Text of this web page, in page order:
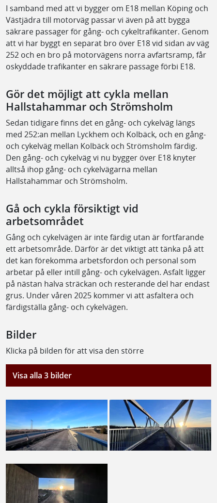
I samband med att vi bygger om E18 mellan Köping och
Västjädra till motorväg passar vi även på att bygga
säkrare passager för gång- och cykeltrafikanter. Genom
att vi har byggt en separat bro över E18 vid sidan av väg
252 och en bro på motorvägens norra avfartsramp, får
oskyddade trafikanter en säkrare passage förbi E18.
Gör det möjligt att cykla mellan
Hallstahammar och Strömsholm
Sedan tidigare finns det en gång- och cykelväg längs
med 252:an mellan Lyckhem och Kolbäck, och en gång-
och cykelväg mellan Kolbäck och Strömsholm färdig.
Den gång- och cykelväg vi nu bygger över E18 knyter
alltså ihop gång- och cykelvägarna mellan
Hallstahammar och Strömsholm.
Gå och cykla försiktigt vid
arbetsområdet
Gång och cykelvägen är inte färdig utan är fortfarande
ett arbetsområde. Därför är det viktigt att tänka på att
det kan förekomma arbetsfordon och personal som
arbetar på eller intill gång- och cykelvägen. Asfalt ligger
på nästan halva sträckan och resterande del har endast
grus. Under våren 2025 kommer vi att asfaltera och
färdigställa gång- och cykelvägen.
Bilder
Klicka på bilden för att visa den större
Visa alla 3 bilder